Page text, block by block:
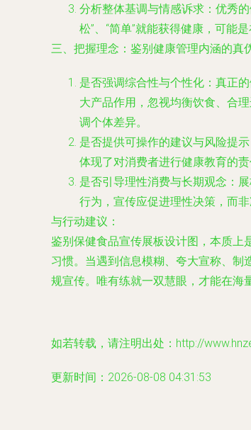
分析整体基调与情感诉求 ：优秀
松”、“简单”就能获得健康，可能
三、把握理念：鉴别健康管理内涵的真
是否强调综合性与个性化 ：真正
大产品作用，忽视均衡饮食、合
调个体差异。
是否提供可操作的建议与风险提示
体现了对消费者进行健康教育的
是否引导理性消费与长期观念 ：
行为，宣传应促进理性决策，而非
与行动建议 ：
鉴别保健食品宣传展板设计图，本质上
习惯。当遇到信息模糊、夸大宣称、
规宣传。唯有练就一双慧眼，才能在海
如若转载，请注明出处：http://
更新时间：2026-08-08 04:31:53